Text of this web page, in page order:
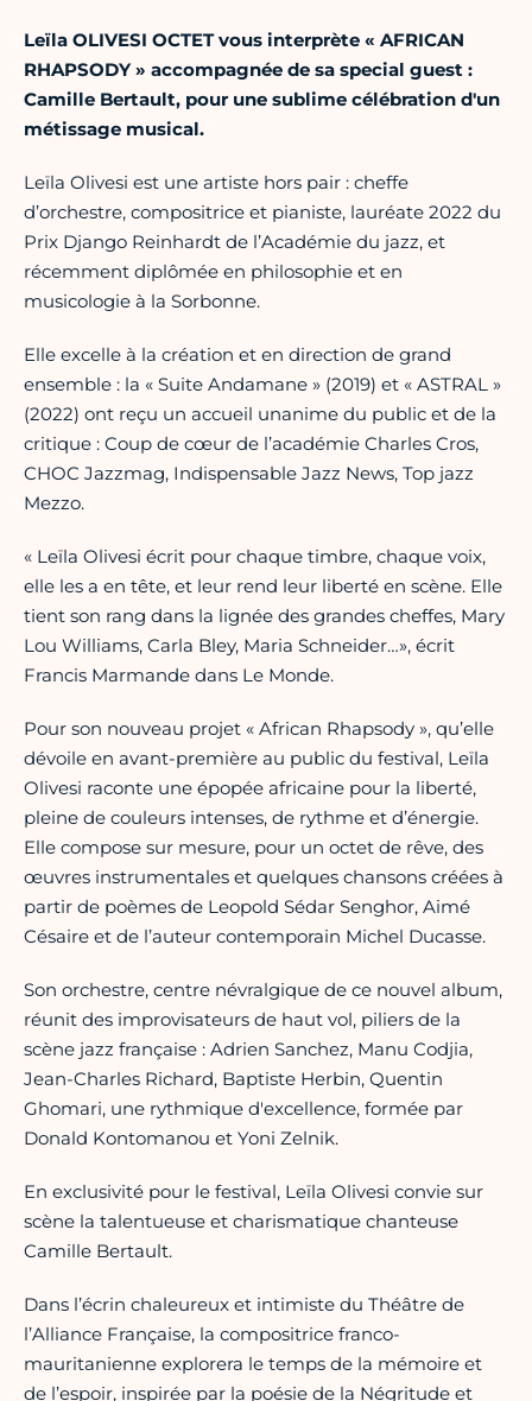
Leïla OLIVESI OCTET vous interprète « AFRICAN
RHAPSODY » accompagnée de sa special guest :
Camille Bertault, pour une sublime célébration d'un
métissage musical.
Leïla Olivesi est une artiste hors pair : cheffe
d’orchestre, compositrice et pianiste, lauréate 2022 du
Prix Django Reinhardt de l’Académie du jazz, et
récemment diplômée en philosophie et en
musicologie à la Sorbonne.
Elle excelle à la création et en direction de grand
ensemble : la « Suite Andamane » (2019) et « ASTRAL »
(2022) ont reçu un accueil unanime du public et de la
critique : Coup de cœur de l’académie Charles Cros,
CHOC Jazzmag, Indispensable Jazz News, Top jazz
Mezzo.
« Leïla Olivesi écrit pour chaque timbre, chaque voix,
elle les a en tête, et leur rend leur liberté en scène. Elle
tient son rang dans la lignée des grandes cheffes, Mary
Lou Williams, Carla Bley, Maria Schneider…», écrit
Francis Marmande dans Le Monde.
Pour son nouveau projet « African Rhapsody », qu’elle
dévoile en avant-première au public du festival, Leïla
Olivesi raconte une épopée africaine pour la liberté,
pleine de couleurs intenses, de rythme et d’énergie.
Elle compose sur mesure, pour un octet de rêve, des
œuvres instrumentales et quelques chansons créées à
partir de poèmes de Leopold Sédar Senghor, Aimé
Césaire et de l’auteur contemporain Michel Ducasse.
Son orchestre, centre névralgique de ce nouvel album,
réunit des improvisateurs de haut vol, piliers de la
scène jazz française : Adrien Sanchez, Manu Codjia,
Jean-Charles Richard, Baptiste Herbin, Quentin
Ghomari, une rythmique d'excellence, formée par
Donald Kontomanou et Yoni Zelnik.
En exclusivité pour le festival, Leïla Olivesi convie sur
scène la talentueuse et charismatique chanteuse
Camille Bertault.
Dans l’écrin chaleureux et intimiste du Théâtre de
l’Alliance Française, la compositrice franco-
mauritanienne explorera le temps de la mémoire et
de l’espoir, inspirée par la poésie de la Négritude et